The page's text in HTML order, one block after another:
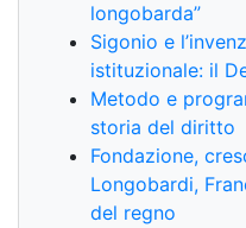
longobarda”
Sigonio e
istituzionale: il
Metodo e
storia del diritto
Fondazione,
Longobardi,
del regno